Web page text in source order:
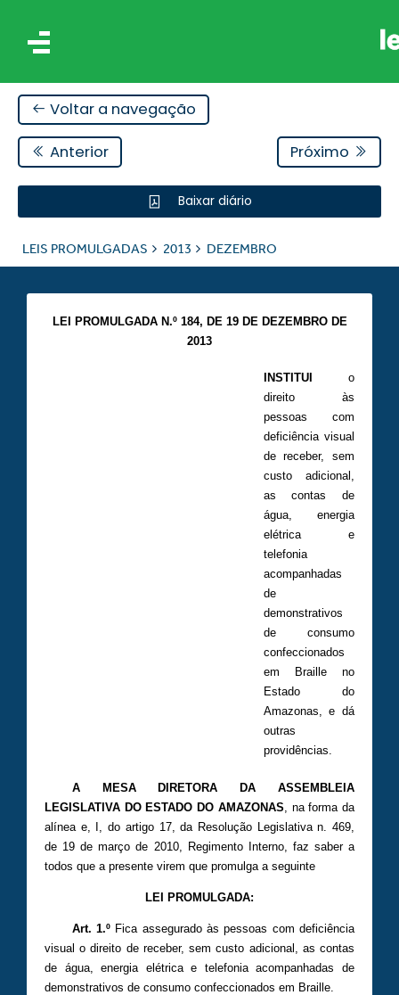
Voltar a navegação
Anterior Próximo
Baixar diário
LEIS PROMULGADAS 2013 DEZEMBRO
LEI PROMULGADA N.º 184, DE 19 DE DEZEMBRO DE
2013
INSTITUI
o
direito às
pessoas com
deficiência visual
de receber, sem
custo adicional,
as contas de
água, energia
elétrica e
telefonia
acompanhadas
de
demonstrativos
de consumo
confeccionados
em Braille no
Estado do
Amazonas, e dá
outras
providências.
A MESA DIRETORA DA ASSEMBLEIA
LEGISLATIVA DO ESTADO DO AMAZONAS , na forma da
alínea e, I, do artigo 17, da Resolução Legislativa n. 469,
de 19 de março de 2010, Regimento Interno, faz saber a
todos que a presente virem que promulga a seguinte
LEI PROMULGADA:
Art. 1.º Fica assegurado às pessoas com deficiência
visual o direito de receber, sem custo adicional, as contas
de água, energia elétrica e telefonia acompanhadas de
demonstrativos de consumo confeccionados em Braille.